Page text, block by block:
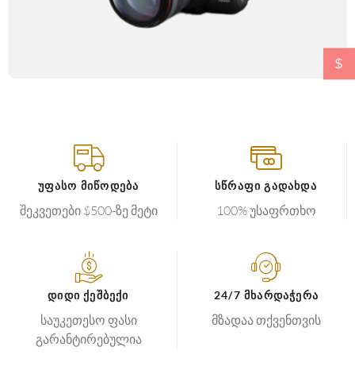
ᲣᲤᲐᲡᲝ ᲛᲘᲬᲝᲓᲔᲑᲐ
შეკვეთები $500-ზე მეტი
ᲡᲬᲠᲐᲤᲘ ᲒᲐᲓᲐᲮᲓᲐ
100% უსაფრთხო
ᲓᲘᲓᲘ ᲥᲔᲨᲑᲔᲥᲘ
საუკეთესო ფასი
გარანტირებულია
24/7 ᲛᲮᲐᲠᲓᲐᲭᲔᲠᲐ
მზადაა თქვენთვის
$